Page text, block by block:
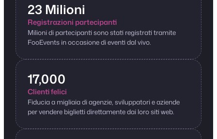
23 Milioni
Registrazioni partecipanti
Milioni di partecipanti sono stati registrati tramite
FooEvents in occasione di eventi dal vivo.
17,000
Clienti felici
Fiducia a migliaia di agenzie, sviluppatori e aziende
per vendere biglietti direttamente dai loro siti web.